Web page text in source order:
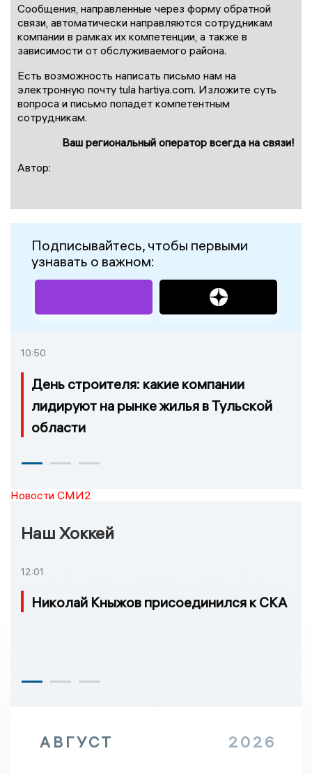
Сообщения, направленные через форму обратной
связи, автоматически направляются сотрудникам
компании в рамках их компетенции, а также в
зависимости от обслуживаемого района.
Есть возможность написать письмо нам на
электронную почту tula hartiya.com. Изложите суть
вопроса и письмо попадет компетентным
сотрудникам.
Ваш региональный оператор всегда на связи!
Автор:
Подписывайтесь, чтобы первыми
узнавать о важном:
10:50
День строителя: какие компании
лидируют на рынке жилья в Тульской
области
Новости СМИ2
Наш Хоккей
12:01
Николай Кныжов присоединился к СКА
АВГУСТ 2026